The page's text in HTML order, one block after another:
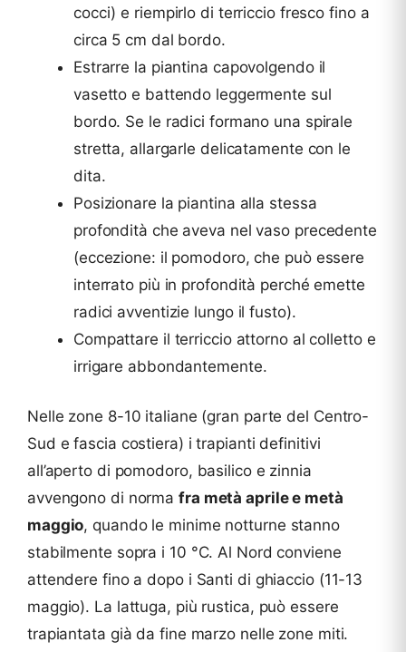
cocci) e riempirlo di terriccio fresco fino a
circa 5 cm dal bordo.
Estrarre la piantina capovolgendo il
vasetto e battendo leggermente sul
bordo. Se le radici formano una spirale
stretta, allargarle delicatamente con le
dita.
Posizionare la piantina alla stessa
profondità che aveva nel vaso precedente
(eccezione: il pomodoro, che può essere
interrato più in profondità perché emette
radici avventizie lungo il fusto).
Compattare il terriccio attorno al colletto e
irrigare abbondantemente.
Nelle zone 8-10 italiane (gran parte del Centro-
Sud e fascia costiera) i trapianti definitivi
all’aperto di pomodoro, basilico e zinnia
avvengono di normafra metà aprile e metà
maggio, quando le minime notturne stanno
stabilmente sopra i 10 °C. Al Nord conviene
attendere fino a dopo i Santi di ghiaccio (11-13
maggio). La lattuga, più rustica, può essere
trapiantata già da fine marzo nelle zone miti.